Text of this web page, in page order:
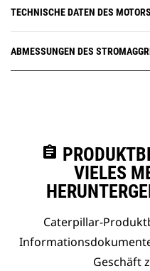
TECHNISCHE DATEN DES MOTORS
ABMESSUNGEN DES
assignment
VIELES
Caterpillar-
Geschäft